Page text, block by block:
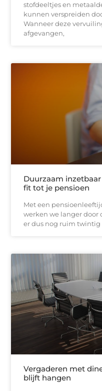
stofdeeltjes en
kunnen verspreiden
Wanneer deze
afgevangen,
Duurzaam
fit tot je pensioen
Met een
werken we langer door
er dus nog ruim twintig
Vergaderen met
blijft hangen